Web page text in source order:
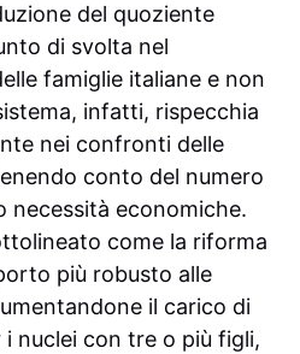
del quoziente
di svolta nel
famiglie italiane e non
infatti, rispecchia
nei confronti delle
conto del numero
necessità economiche.
come la riforma
più robusto alle
il carico di
nuclei con tre o più figli,